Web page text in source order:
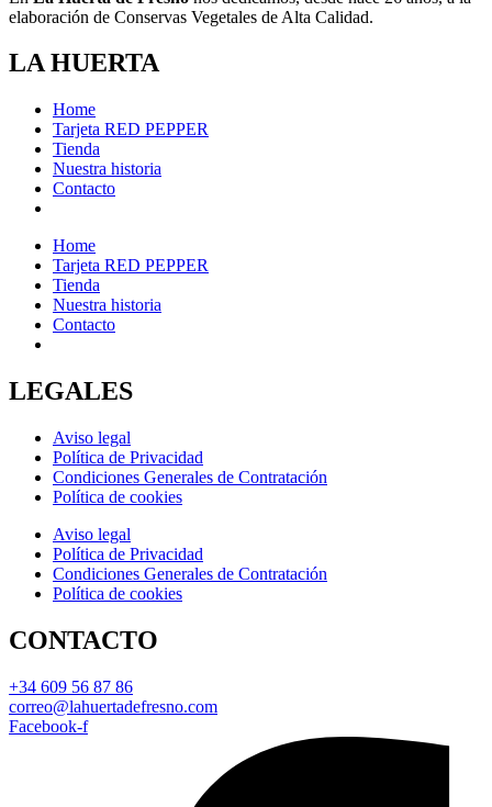
elaboración de Conservas Vegetales de Alta Calidad.
LA HUERTA
Home
Tarjeta RED PEPPER
Tienda
Nuestra historia
Contacto
Home
Tarjeta RED PEPPER
Tienda
Nuestra historia
Contacto
LEGALES
Aviso legal
Política de Privacidad
Condiciones Generales de Contratación
Política de cookies
Aviso legal
Política de Privacidad
Condiciones Generales de Contratación
Política de cookies
CONTACTO
+34 609 56 87 86
correo@lahuertadefresno.com
Facebook-f